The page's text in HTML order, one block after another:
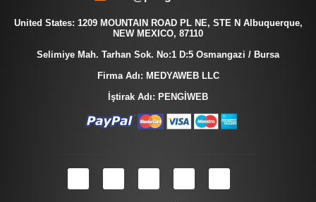
United States: 1209 MOUNTAIN ROAD PL NE, STE N Albuquerque,
NEW MEXICO, 87110
Selimiye Mah. Tarhan Sok. No:1 D:5 Osmangazi / Bursa
Firma Adı: MEDYAWEB LLC
İştirak Adı: PENGİWEB